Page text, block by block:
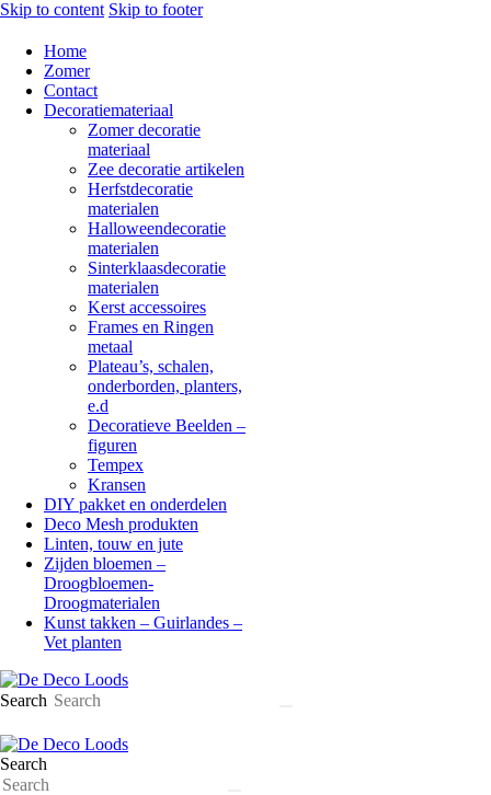
Skip to content Skip to footer
Home
Zomer
Contact
Decoratiemateriaal
Zomer decoratie
materiaal
Zee decoratie artikelen
Herfstdecoratie
materialen
Halloweendecoratie
materialen
Sinterklaasdecoratie
materialen
Kerst accessoires
Frames en Ringen
metaal
Plateau’s, schalen,
onderborden, planters,
e.d
Decoratieve Beelden –
figuren
Tempex
Kransen
DIY pakket en onderdelen
Deco Mesh produkten
Linten, touw en jute
Zijden bloemen –
Droogbloemen-
Droogmaterialen
Kunst takken – Guirlandes –
Vet planten
Search
Search